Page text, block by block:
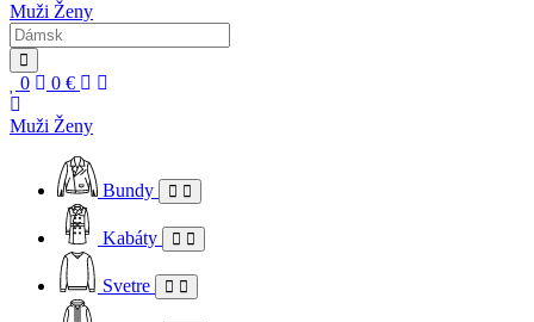
Muži Ženy
0 0 €
Muži Ženy
Bundy
Kabáty
Svetre